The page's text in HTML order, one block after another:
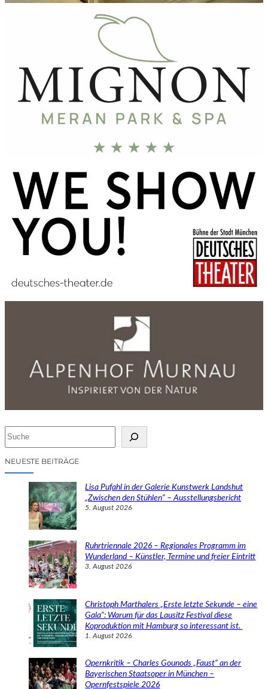
cNEUESTE BEITRÄGE
Lisa Pufahl in der Galerie Kunstwerk Landshut
„Zwischen den Stühlen“ – Ausstellungsbericht
5. August 2026
Ruhrtriennale 2026 – Regionales Programm im
Wunderland – Künstler, Termine und freier Eintritt
3. August 2026
Christoph Marthalers „Erste letzte Sekunde – eine
Gala“: Warum für das Lausitz Festival diese
Koproduktion mit Hamburg so interessant ist.
1. August 2026
Opernkritik – Charles Gounods „Faust“ an der
Bayerischen Staatsoper in München –
Opernfestspiele 2026